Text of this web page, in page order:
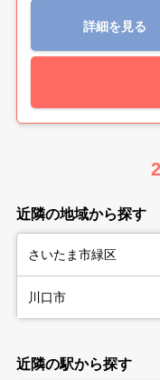
詳細を見る
2
近隣の地域から探す
さいたま市緑区
川口市
近隣の駅から探す